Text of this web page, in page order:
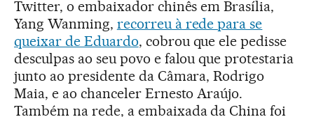
Twitter, o embaixador chinês em Brasília,
Yang Wanming, recorreu à rede para se
queixar de Eduardo, cobrou que ele pedisse
desculpas ao seu povo e falou que protestaria
junto ao presidente da Câmara, Rodrigo
Maia, e ao chanceler Ernesto Araújo.
Também na rede, a embaixada da China foi